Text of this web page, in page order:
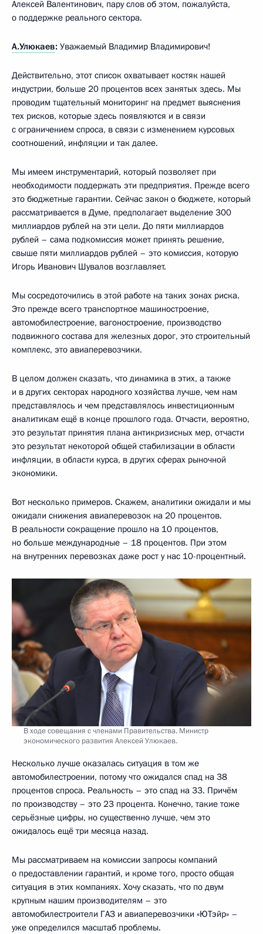
Алексей Валентинович, пару слов об этом, пожалуйста,
о поддержке реального сектора.
А.Улюкаев: Уважаемый Владимир Владимирович!
Действительно, этот список охватывает костяк нашей
индустрии, больше 20 процентов всех занятых здесь. Мы
проводим тщательный мониторинг на предмет выяснения
тех рисков, которые здесь появляются и в связи
с ограничением спроса, в связи с изменением курсовых
соотношений, инфляции и так далее.
Мы имеем инструментарий, который позволяет при
необходимости поддержать эти предприятия. Прежде всего
это бюджетные гарантии. Сейчас закон о бюджете, который
рассматривается в Думе, предполагает выделение 300
миллиардов рублей на эти цели. До пяти миллиардов
рублей – сама подкомиссия может принять решение,
свыше пяти миллиардов рублей – это комиссия, которую
Игорь Иванович Шувалов возглавляет.
Мы сосредоточились в этой работе на таких зонах риска.
Это прежде всего транспортное машиностроение,
автомобилестроение, вагоностроение, производство
подвижного состава для железных дорог, это строительный
комплекс, это авиаперевозчики.
В целом должен сказать, что динамика в этих, а также
и в других секторах народного хозяйства лучше, чем нам
представлялось и чем представлялось инвестиционным
аналитикам ещё в конце прошлого года. Отчасти, вероятно,
это результат принятия плана антикризисных мер, отчасти
это результат некоторой общей стабилизации в области
инфляции, в области курса, в других сферах рыночной
экономики.
Вот несколько примеров. Скажем, аналитики ожидали и мы
ожидали снижения авиаперевозок на 20 процентов.
В реальности сокращение прошло на 10 процентов,
но больше международные – 18 процентов. При этом
на внутренних перевозках даже рост у нас 10-процентный.
В ходе совещания с членами Правительства. Министр
экономического развития Алексей Улюкаев.
Несколько лучше оказалась ситуация в том же
автомобилестроении, потому что ожидался спад на 38
процентов спроса. Реальность – это спад на 33. Причём
по производству – это 23 процента. Конечно, такие тоже
серьёзные цифры, но существенно лучше, чем это
ожидалось ещё три месяца назад.
Мы рассматриваем на комиссии запросы компаний
о предоставлении гарантий, и кроме того, просто общая
ситуация в этих компаниях. Хочу сказать, что по двум
крупным нашим производителям – это
автомобилестроители ГАЗ и авиаперевозчики «ЮТэйр» –
уже определился масштаб проблемы.